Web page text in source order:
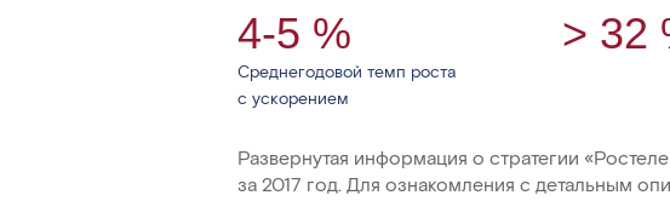
4-5 %
Среднегодовой темп роста
с ускорением
> 32
Развернутая информация о стратегии
за 2017 год. Для ознакомления с детальным